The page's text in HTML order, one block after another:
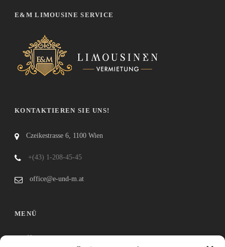
E&M LIMOUSINE SERVICE
KONTAKTIEREN SIE UNS!
Czeikestrasse 6, 1100 Wien
+(43) 1-208-45-45
office@e-und-m.at
MENÜ
Home